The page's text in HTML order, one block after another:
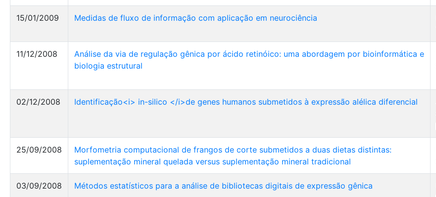
15/01/2009 Medidas de fluxo de informação com aplicação em neurociência
11/12/2008
Análise da via de regulação gênica por ácido retinóico: uma abordagem por bioinformática e
biologia estrutural
02/12/2008 Identificação<i> in-silico </i>de genes humanos submetidos à expressão alélica diferencial
25/09/2008
Morfometria computacional de frangos de corte submetidos a duas dietas distintas:
suplementação mineral quelada versus suplementação mineral tradicional
03/09/2008 Métodos estatísticos para a análise de bibliotecas digitais de expressão gênica